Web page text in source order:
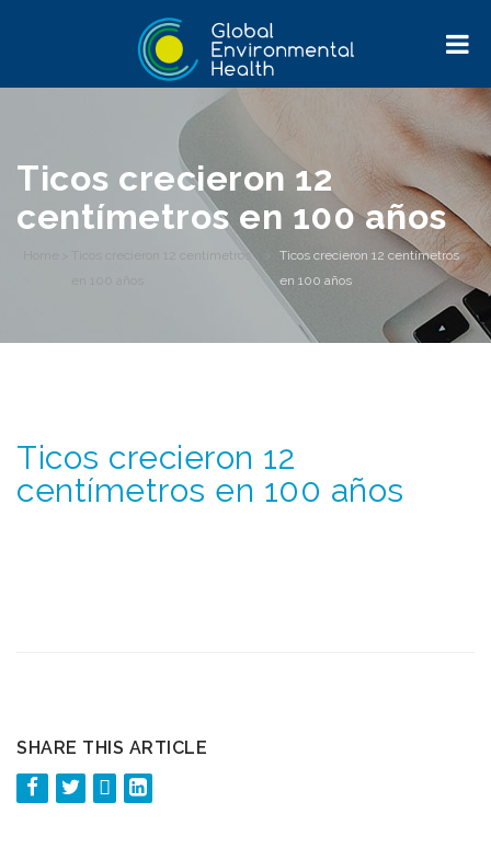
Ticos crecieron 12
centímetros en 100 años
Ticos crecieron 12 centímetros
Ticos crecieron 12 centímetros
en 100 años
Ticos crecieron 12
centímetros en 100 años
SHARE THIS ARTICLE